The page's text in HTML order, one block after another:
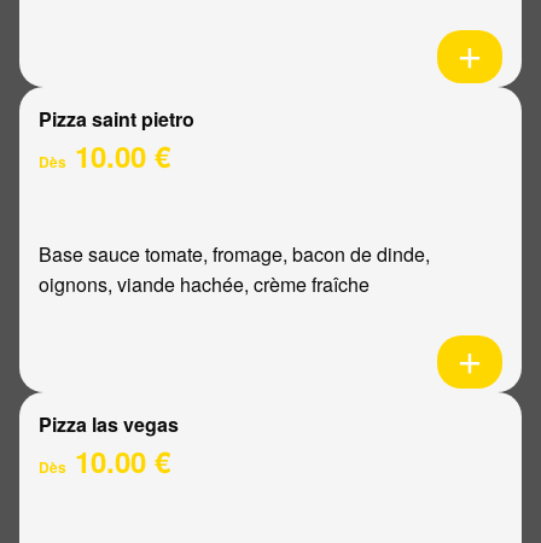
Pizza saint pietro
Dès 10.00 €
Base sauce tomate, fromage, bacon de dinde,
oignons, viande hachée, crème fraîche
Pizza las vegas
Dès 10.00 €